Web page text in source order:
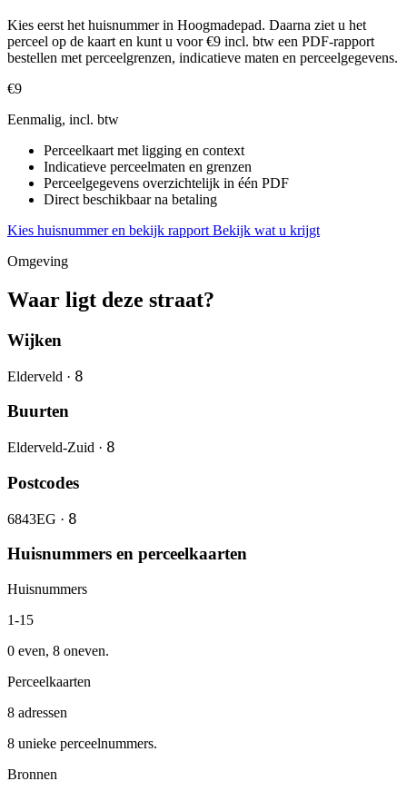
Kies eerst het huisnummer in Hoogmadepad. Daarna ziet u het
perceel op de kaart en kunt u voor €9 incl. btw een PDF-rapport
bestellen met perceelgrenzen, indicatieve maten en perceelgegevens.
€9
Eenmalig, incl. btw
Perceelkaart met ligging en context
Indicatieve perceelmaten en grenzen
Perceelgegevens overzichtelijk in één PDF
Direct beschikbaar na betaling
Kies huisnummer en bekijk rapport Bekijk wat u krijgt
Omgeving
Waar ligt deze straat?
Wijken
Elderveld · 8
Buurten
Elderveld-Zuid · 8
Postcodes
6843EG · 8
Huisnummers en perceelkaarten
Huisnummers
1-15
0 even, 8 oneven.
Perceelkaarten
8 adressen
8 unieke perceelnummers.
Bronnen